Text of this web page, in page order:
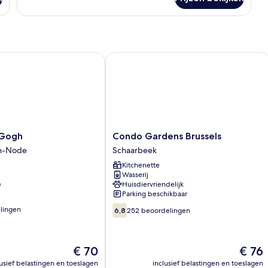
Node
De
prijs
€ 70
belastingen en toeslagen
Condo
Gardens
Brussels
Schaarbeek
Condo Gardens Brussels
Schaarbeek
Kitchenette
Wasserij
Huisdiervriendelijk
Parking beschikbaar
6.8
van
6,8 252 beoordelingen
De
prijs
€ 76
inclusief belastingen en toeslagen
Condo Gardens Brussels